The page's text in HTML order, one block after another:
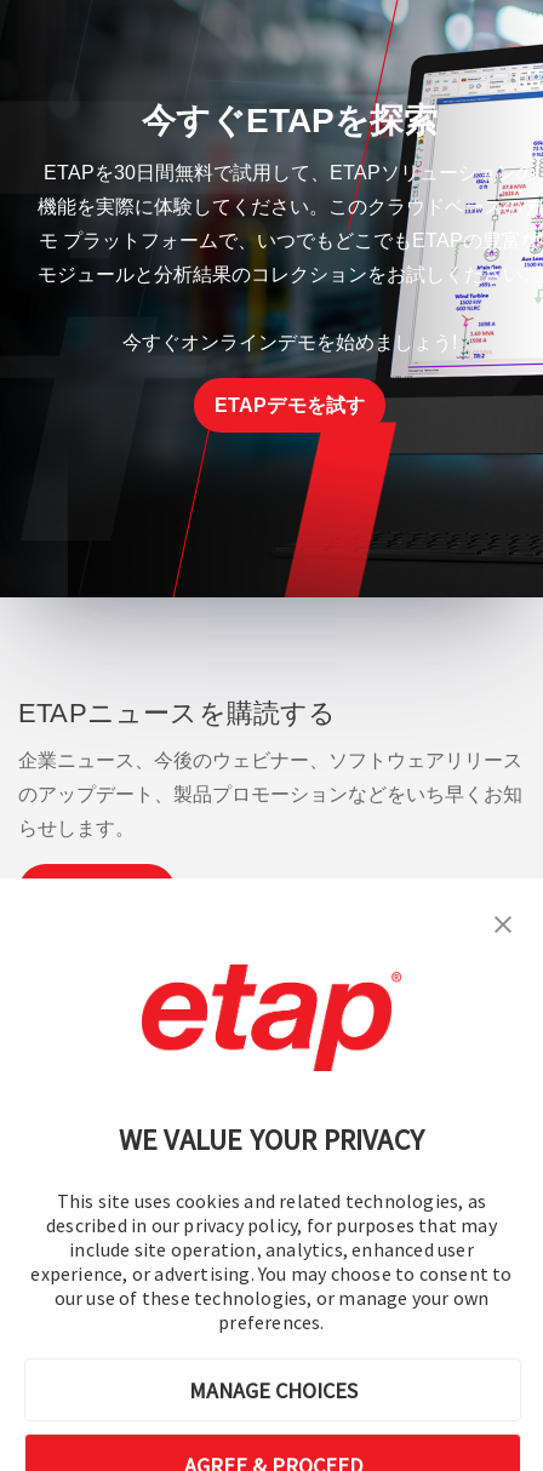
WE VALUE YOUR PRIVACY
This site uses cookies and related technologies, as
described in our privacy policy, for purposes that may
include site operation, analytics, enhanced user
experience, or advertising. You may choose to consent to
our use of these technologies, or manage your own
preferences.
MANAGE CHOICES
AGREE & PROCEED
今すぐETAPを探索
ETAPを30日間無料で試用して、ETAPソリューションの
機能を実際に体験してください。このクラウドベースのデ
モ プラットフォームで、いつでもどこでもETAPの豊富な
モジュールと分析結果のコレクションをお試しください。
今すぐオンラインデモを始めましょう!
ETAPデモを試す
ETAPニュースを購読する
企業ニュース、今後のウェビナー、ソフトウェアリリース
のアップデート、製品プロモーションなどをいち早くお知
らせします。
お問い合わせください。 | 利用規約
プライバシーポリシー | サイトマップ
© 2016-2026 オペレーションテクノロジー株式会社
All rights reserved.